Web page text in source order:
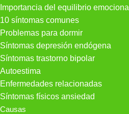
Importancia del equilibrio emocional
10 síntomas comunes
Problemas para dormir
Síntomas depresión endógena
Síntomas trastorno bipolar
Autoestima
Enfermedades relacionadas
Síntomas físicos ansiedad
Causas